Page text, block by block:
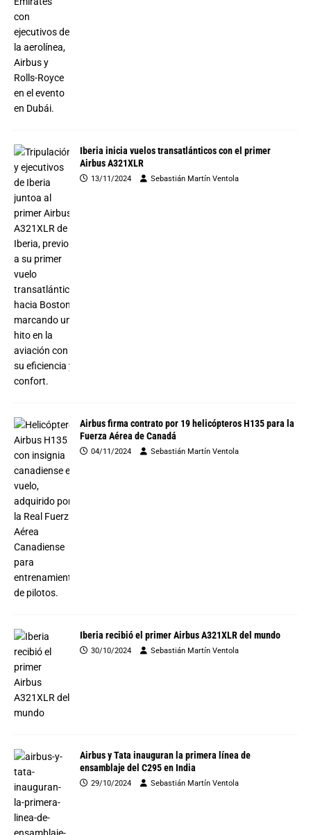
Iberia inicia vuelos transatlánticos con el primer
Airbus A321XLR
13/11/2024 Sebastián Martín Ventola
Airbus firma contrato por 19 helicópteros H135 para la
Fuerza Aérea de Canadá
04/11/2024 Sebastián Martín Ventola
Iberia recibió el primer Airbus A321XLR del mundo
30/10/2024 Sebastián Martín Ventola
Airbus y Tata inauguran la primera línea de
ensamblaje del C295 en India
29/10/2024 Sebastián Martín Ventola